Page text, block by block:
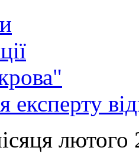
експерту
лютого